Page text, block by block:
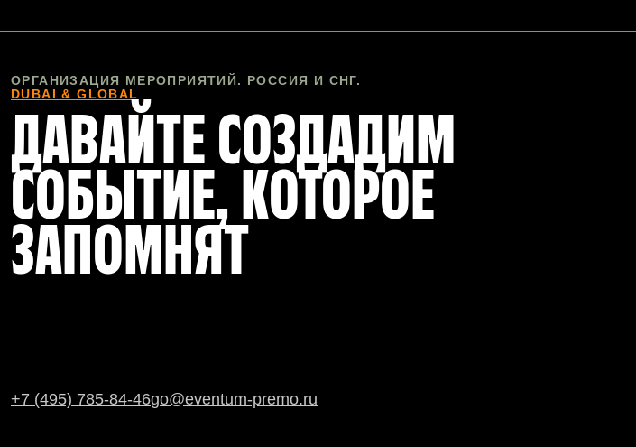
ОРГАНИЗАЦИЯ МЕРОПРИЯТИЙ. РОССИЯ И СНГ.
DUBAI & GLOBAL
ДАВАЙТЕ СОЗДАДИМ
СОБЫТИЕ, КОТОРОЕ
ЗАПОМНЯТ
+7 (495) 785-84-46go@eventum-premo.ru